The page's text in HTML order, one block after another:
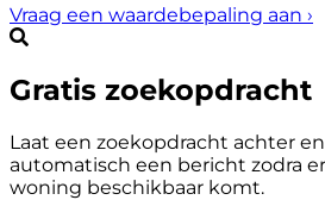
Vraag een waardebepaling aan ›
Gratis zoekopdracht
Laat een zoekopdracht achter
automatisch een bericht zodra
woning beschikbaar komt.